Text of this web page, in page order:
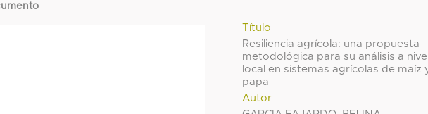
Título
Resiliencia agrícola: una propuesta
metodológica para su análisis a
local en sistemas agrícolas de maíz
papa
Autor